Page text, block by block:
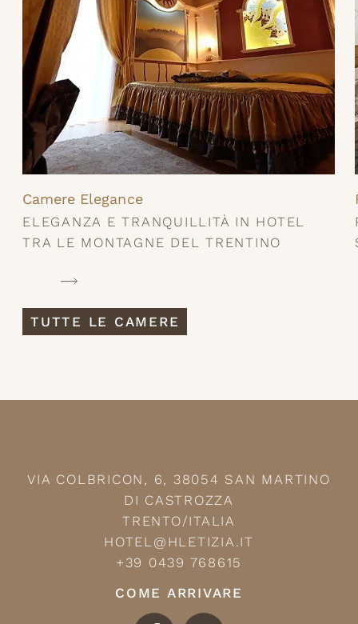
Camere Elegance
ELEGANZA E TRANQUILLITÀ IN HOTEL
TRA LE MONTAGNE DEL TRENTINO
TUTTE LE CAMERE
VIA COLBRICON, 6, 38054 SAN MARTINO
DI CASTROZZA
TRENTO/ITALIA
HOTEL@HLETIZIA.IT
+39 0439 768615
COME ARRIVARE